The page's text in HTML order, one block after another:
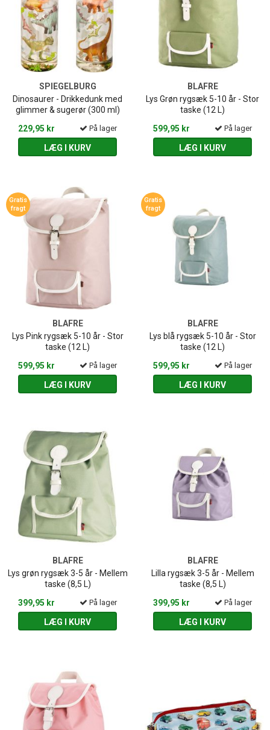
SPIEGELBURG
Dinosaurer - Drikkedunk med
glimmer & sugerør (300 ml)
229,95 kr
På lager
LÆG I KURV
BLAFRE
Lys Grøn rygsæk 5-10 år - Stor
taske (12 L)
599,95 kr
På lager
LÆG I KURV
Gratis
fragt
BLAFRE
Lys Pink rygsæk 5-10 år - Stor
taske (12 L)
599,95 kr
På lager
LÆG I KURV
Gratis
fragt
BLAFRE
Lys blå rygsæk 5-10 år - Stor
taske (12 L)
599,95 kr
På lager
LÆG I KURV
BLAFRE
Lys grøn rygsæk 3-5 år - Mellem
taske (8,5 L)
399,95 kr
På lager
LÆG I KURV
BLAFRE
Lilla rygsæk 3-5 år - Mellem
taske (8,5 L)
399,95 kr
På lager
LÆG I KURV